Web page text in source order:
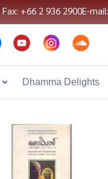
Fax: +66 2 936 2900E-
Dhamma Delights